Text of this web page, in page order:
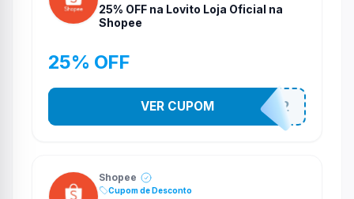
25% OFF na Lovito Loja Oficial na
Shopee
25% OFF
141525852
VER CUPOM
Shopee
Cupom de Desconto